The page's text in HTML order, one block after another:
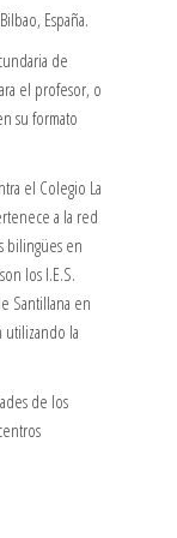
España.
de
el profesor, o
su formato
el Colegio La
a la red
bilingües en
los I.E.S.
Santillana en
utilizando la
de los